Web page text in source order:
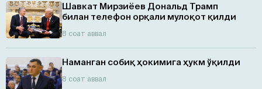
Шавкат Мирзиёев Дональд Трамп
билан телефон орқали мулоқот қилди
8 соат аввал
Наманган собиқ ҳокимига ҳукм ўқилди
8 соат аввал